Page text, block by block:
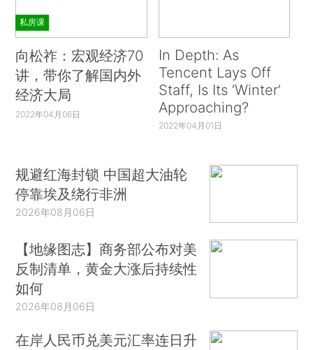
私房课
向松祚：宏观经济70
讲，带你了解国内外
经济大局
2022年04月06日
In Depth: As
Tencent Lays Off
Staff, Is Its ‘Winter’
Approaching?
2022年04月01日
规避红海封锁 中国超大油轮
停靠埃及绕行非洲
2026年08月06日
【地缘图志】商务部公布对美
反制清单，黄金大涨后持续性
如何
2026年08月06日
在岸人民币兑美元汇率连日升